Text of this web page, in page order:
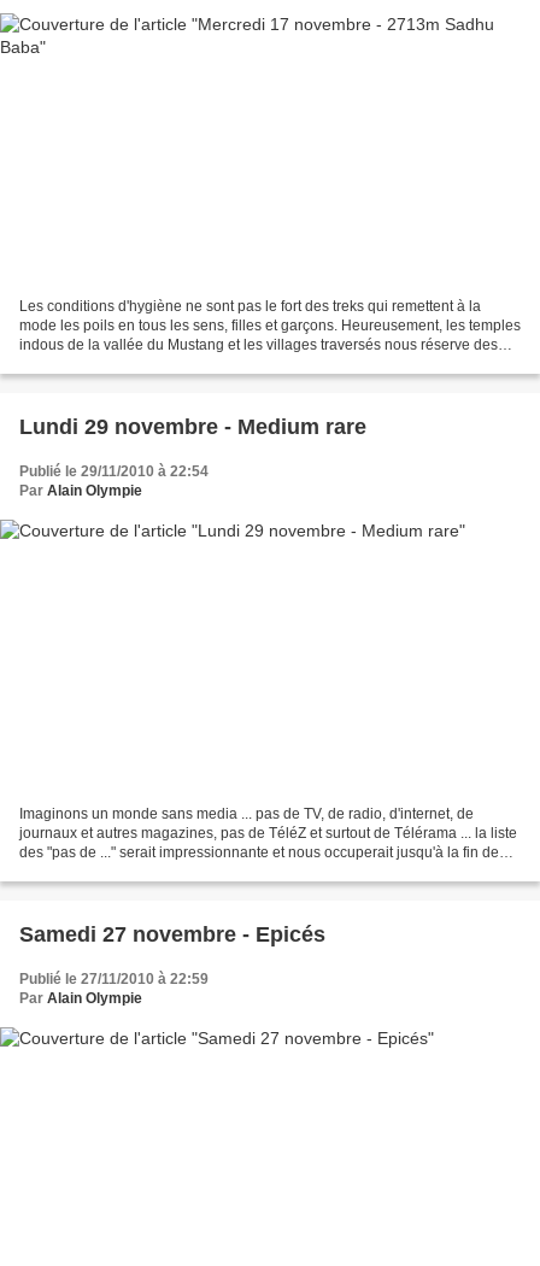
Les conditions d'hygiène ne sont pas le fort des treks qui remettent à la
mode les poils en tous les sens, filles et garçons. Heureusement, les temples
indous de la vallée du Mustang et les villages traversés nous réserve des
Lundi 29 novembre - Medium rare
Publié le 29/11/2010 à 22:54
Par Alain Olympie
Imaginons un monde sans media ... pas de TV, de radio, d'internet, de
journaux et autres magazines, pas de TéléZ et surtout de Télérama ... la liste
des "pas de ..." serait impressionnante et nous occuperait jusqu'à la fin de
Samedi 27 novembre - Epicés
Publié le 27/11/2010 à 22:59
Par Alain Olympie